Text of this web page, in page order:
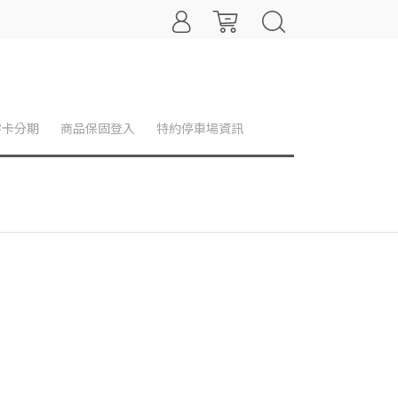
分期 商品保固登入 特約停車場資訊